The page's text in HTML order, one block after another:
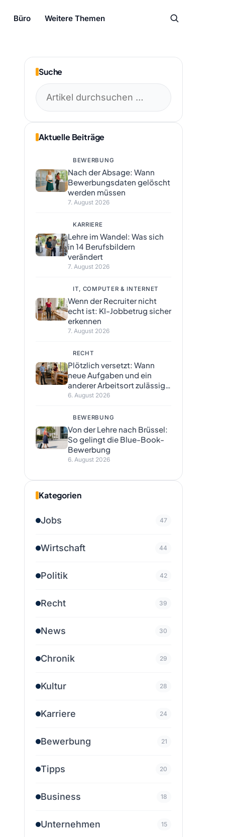
Büro Weitere Themen
Suche
Aktuelle Beiträge
BEWERBUNG
Nach der Absage: Wann
Bewerbungsdaten gelöscht
werden müssen
7. August 2026
KARRIERE
Lehre im Wandel: Was sich
in 14 Berufsbildern
verändert
7. August 2026
IT, COMPUTER & INTERNET
Wenn der Recruiter nicht
echt ist: KI-Jobbetrug sicher
erkennen
7. August 2026
RECHT
Plötzlich versetzt: Wann
neue Aufgaben und ein
anderer Arbeitsort zulässig
sind
6. August 2026
BEWERBUNG
Von der Lehre nach Brüssel:
So gelingt die Blue-Book-
Bewerbung
6. August 2026
Kategorien
Jobs 47
Wirtschaft 44
Politik 42
Recht 39
News 30
Chronik 29
Kultur 28
Karriere 24
Bewerbung 21
Tipps 20
Business 18
Unternehmen 15